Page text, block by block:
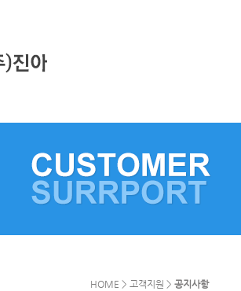
HOME > 고객지원 > 공지사항